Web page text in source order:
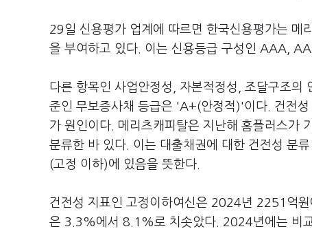
29일 신용평가 업계에 따르면 한국신용평가는 메
을 부여하고 있다. 이는 신용등급 구성인 AAA,
다른 항목인 사업안정성, 자본적정성, 조달구조의
준인 무보증사채 등급은 'A+(안정적)'이다. 건전
가 원인이다. 메리츠캐피탈은 지난해 홈플러스가
분류한 바 있다. 이는 대출채권에 대한 건전성 분
(고정 이하)에 있음을 뜻한다.
건전성 지표인 고정이하여신은 2024년 2251억
은 3.3%에서 8.1%로 치솟았다. 2024년에는 비